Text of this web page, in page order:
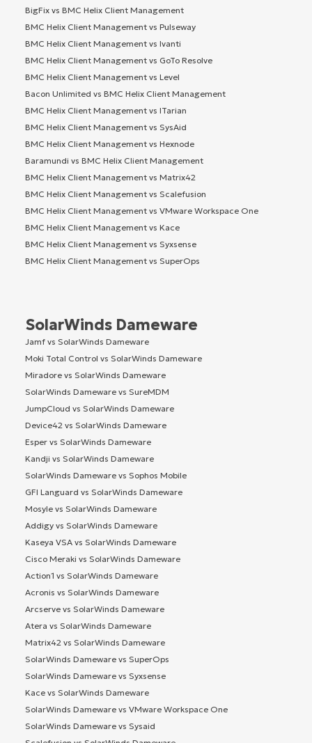
BigFix vs BMC Helix Client Management
BMC Helix Client Management vs Pulseway
BMC Helix Client Management vs Ivanti
BMC Helix Client Management vs GoTo Resolve
BMC Helix Client Management vs Level
Bacon Unlimited vs BMC Helix Client Management
BMC Helix Client Management vs ITarian
BMC Helix Client Management vs SysAid
BMC Helix Client Management vs Hexnode
Baramundi vs BMC Helix Client Management
BMC Helix Client Management vs Matrix42
BMC Helix Client Management vs Scalefusion
BMC Helix Client Management vs VMware Workspace One
BMC Helix Client Management vs Kace
BMC Helix Client Management vs Syxsense
BMC Helix Client Management vs SuperOps
SolarWinds Dameware
Jamf vs SolarWinds Dameware
Moki Total Control vs SolarWinds Dameware
Miradore vs SolarWinds Dameware
SolarWinds Dameware vs SureMDM
JumpCloud vs SolarWinds Dameware
Device42 vs SolarWinds Dameware
Esper vs SolarWinds Dameware
Kandji vs SolarWinds Dameware
SolarWinds Dameware vs Sophos Mobile
GFI Languard vs SolarWinds Dameware
Mosyle vs SolarWinds Dameware
Addigy vs SolarWinds Dameware
Kaseya VSA vs SolarWinds Dameware
Cisco Meraki vs SolarWinds Dameware
Action1 vs SolarWinds Dameware
Acronis vs SolarWinds Dameware
Arcserve vs SolarWinds Dameware
Atera vs SolarWinds Dameware
Matrix42 vs SolarWinds Dameware
SolarWinds Dameware vs SuperOps
SolarWinds Dameware vs Syxsense
Kace vs SolarWinds Dameware
SolarWinds Dameware vs VMware Workspace One
SolarWinds Dameware vs Sysaid